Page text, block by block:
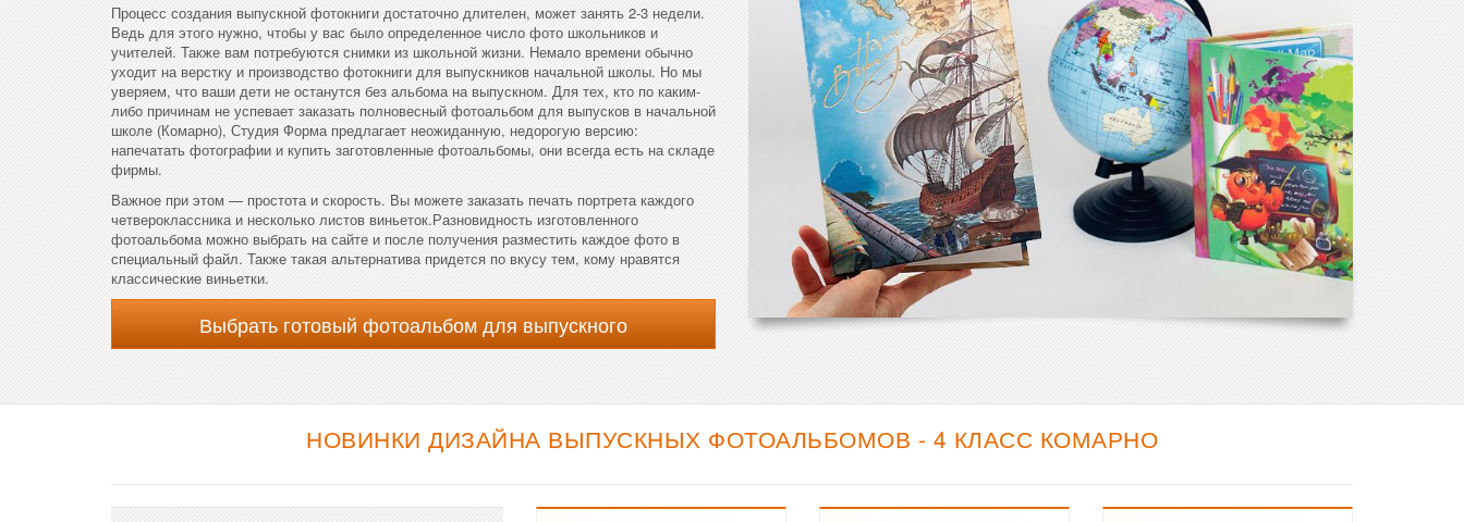
Процесс создания выпускной фотокниги достаточно длителен, может занять 2-3 недели.
Ведь для этого нужно, чтобы у вас было определенное число фото школьников и
учителей. Также вам потребуются снимки из школьной жизни. Немало времени обычно
уходит на верстку и производство фотокниги для выпускников начальной школы. Но мы
уверяем, что ваши дети не останутся без альбома на выпускном. Для тех, кто по каким-
либо причинам не успевает заказать полновесный фотоальбом для выпусков в начальной
школе (Комарно), Студия Форма предлагает неожиданную, недорогую версию:
напечатать фотографии и купить заготовленные фотоальбомы, они всегда есть на складе
фирмы.
Важное при этом — простота и скорость. Вы можете заказать печать портрета каждого
четвероклассника и несколько листов виньеток.Разновидность изготовленного
фотоальбома можно выбрать на сайте и после получения разместить каждое фото в
специальный файл. Также такая альтернатива придется по вкусу тем, кому нравятся
классические виньетки.
Выбрать готовый фотоальбом для выпускного
НОВИНКИ ДИЗАЙНА ВЫПУСКНЫХ ФОТОАЛЬБОМОВ - 4 КЛАСС КОМАРНО